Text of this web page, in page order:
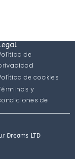
de
de cookies
y
de
Dreams LTD